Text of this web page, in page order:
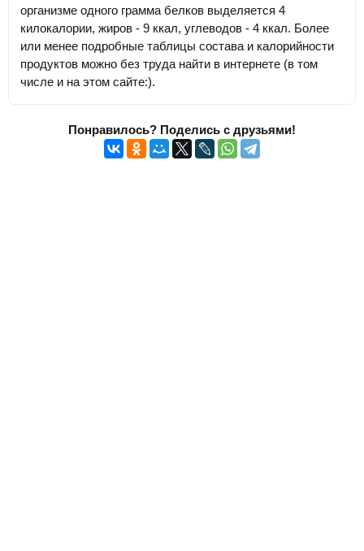
организме одного грамма белков выделяется 4
килокалории, жиров - 9 ккал, углеводов - 4 ккал. Более
или менее подробные таблицы состава и калорийности
продуктов можно без труда найти в интернете (в том
числе и на этом сайте:).
Понравилось? Поделись с друзьями!